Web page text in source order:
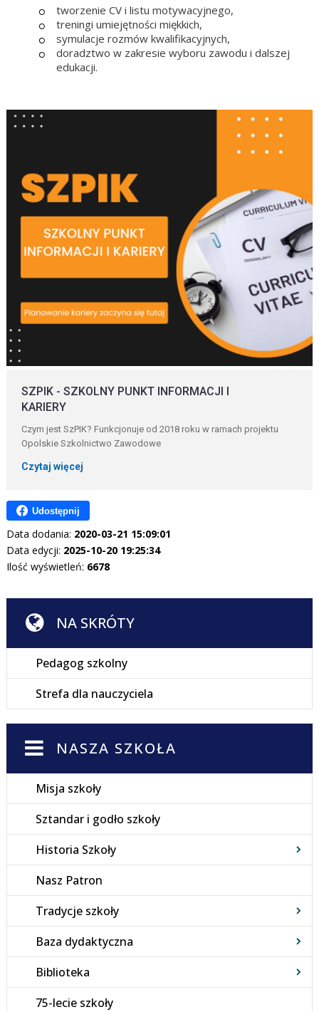
tworzenie CV i listu motywacyjnego,
treningi umiejętności miękkich,
symulacje rozmów kwalifikacyjnych,
doradztwo w zakresie wyboru zawodu i dalszej
edukacji.
SZPIK - SZKOLNY PUNKT INFORMACJI I
KARIERY
Czym jest SzPIK? Funkcjonuje od 2018 roku w ramach projektu
Opolskie Szkolnictwo Zawodowe
Czytaj więcej
Udostępnij
Data dodania: 2020-03-21 15:09:01
Data edycji: 2025-10-20 19:25:34
Ilość wyświetleń: 6678
NA SKRÓTY
Pedagog szkolny
Strefa dla nauczyciela
NASZA SZKOŁA
Misja szkoły
Sztandar i godło szkoły
Historia Szkoły
Nasz Patron
Tradycje szkoły
Baza dydaktyczna
Biblioteka
75-lecie szkoły